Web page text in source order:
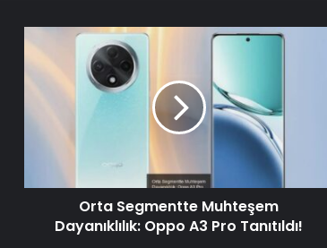
Orta Segmentte Muhteşem
Dayanıklılık: Oppo A3 Pro Tanıtıldı!